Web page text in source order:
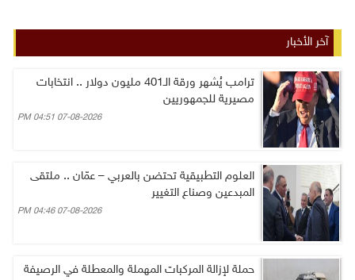
آخر الأخبار
ترامب يُشهر ورقة الـ401 مليون دولار .. انتخابات
مصيرية للجمهوريين
07-08-2026 04:51 PM
العلوم التطبيقية تحتضن بالعربي – عمّان .. ملتقى
المبدعين وصناع التغيير
07-08-2026 04:46 PM
حملة لإزالة المركبات المهملة والمعطلة في الرصيفة